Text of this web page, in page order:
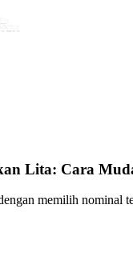
Lita: Cara
memilih nominal